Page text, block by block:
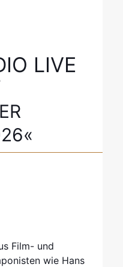
LIVE
Film- und
wie Hans